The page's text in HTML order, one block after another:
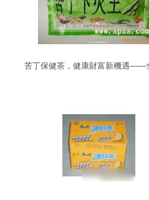
苦丁保健茶，健康財富新機遇——